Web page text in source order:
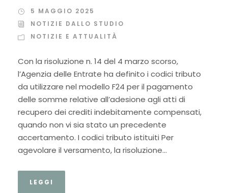
5 MAGGIO 2025
NOTIZIE DALLO STUDIO
NOTIZIE E ATTUALITÀ
Con la risoluzione n. 14 del 4 marzo scorso,
l’Agenzia delle Entrate ha definito i codici tributo
da utilizzare nel modello F24 per il pagamento
delle somme relative all’adesione agli atti di
recupero dei crediti indebitamente compensati,
quando non vi sia stato un precedente
accertamento. I codici tributo istituiti Per
agevolare il versamento, la risoluzione...
LEGGI